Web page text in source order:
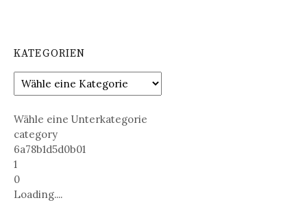
KATEGORIEN
Wähle eine Unterkategorie
category
6a78b1d5d0b01
1
0
Loading....